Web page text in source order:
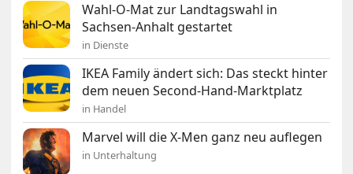
Wahl-O-Mat zur Landtagswahl in
Sachsen-Anhalt gestartet
in Dienste
IKEA Family ändert sich: Das steckt hinter
dem neuen Second-Hand-Marktplatz
in Handel
Marvel will die X-Men ganz neu auflegen
in Unterhaltung